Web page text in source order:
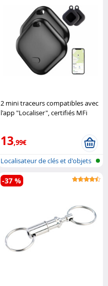
2 mini traceurs compatibles avec
l'app "Localiser", certifiés MFi
13,99€
Localisateur de clés et d'objets
ce..
-37 %